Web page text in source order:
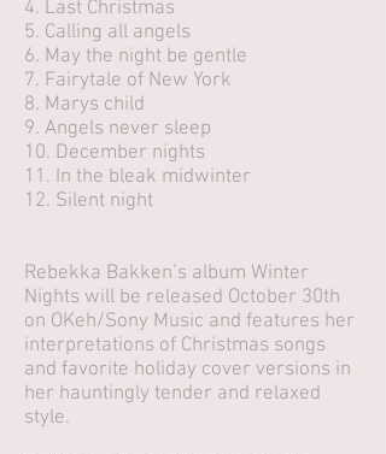
4. Last Christmas
5. Calling all angels
6. May the night be gentle
7. Fairytale of New York
8. Marys child
9. Angels never sleep
10. December nights
11. In the bleak midwinter
12. Silent night
Rebekka Bakken’s album Winter
Nights will be released October 30th
on OKeh/Sony Music and features her
interpretations of Christmas songs
and favorite holiday cover versions in
her hauntingly tender and relaxed
style.